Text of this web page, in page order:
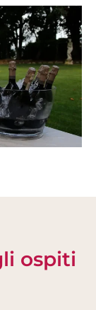
ospiti